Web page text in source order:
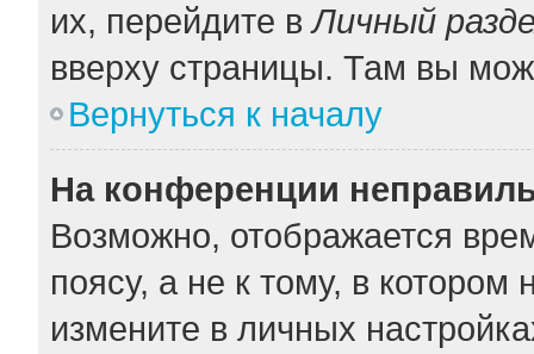
их, перейдите вЛичный
вверху страницы. Там вы
Вернуться к началу
На конференции
Возможно, отображается
поясу, а не к тому, в
измените в личных